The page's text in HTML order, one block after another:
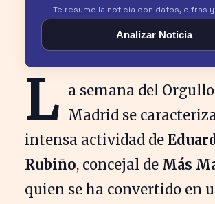
Te resumo la noticia con datos, cifras
Analizar Noticia
L a semana del
Madrid se
intensa actividad de
Rubiño, concejal de Más
quien se ha convertido en